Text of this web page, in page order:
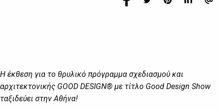
Η έκθεση για το θρυλικό πρόγραμμα σχεδιασμού και
αρχιτεκτονικής GOOD DESIGN® με τίτλο Good Design Show
ταξιδεύει στην Αθήνα!